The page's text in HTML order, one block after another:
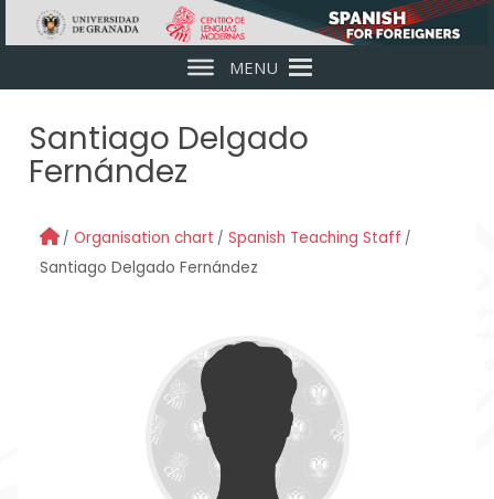
Skip to main content
MENU
Santiago Delgado
Fernández
Organisation chart
Spanish Teaching Staff
Santiago Delgado Fernández